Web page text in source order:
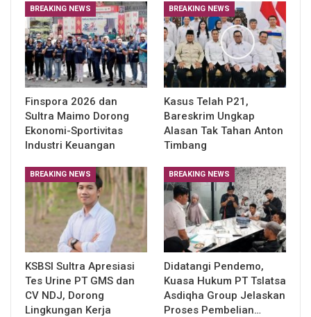
BREAKING NEWS
Finspora 2026 dan
Sultra Maimo Dorong
Ekonomi-Sportivitas
Industri Keuangan
BREAKING NEWS
Kasus Telah P21,
Bareskrim Ungkap
Alasan Tak Tahan Anton
Timbang
BREAKING NEWS
KSBSI Sultra Apresiasi
Tes Urine PT GMS dan
CV NDJ, Dorong
Lingkungan Kerja
BREAKING NEWS
Didatangi Pendemo,
Kuasa Hukum PT Tslatsa
Asdiqha Group Jelaskan
Proses Pembelian…